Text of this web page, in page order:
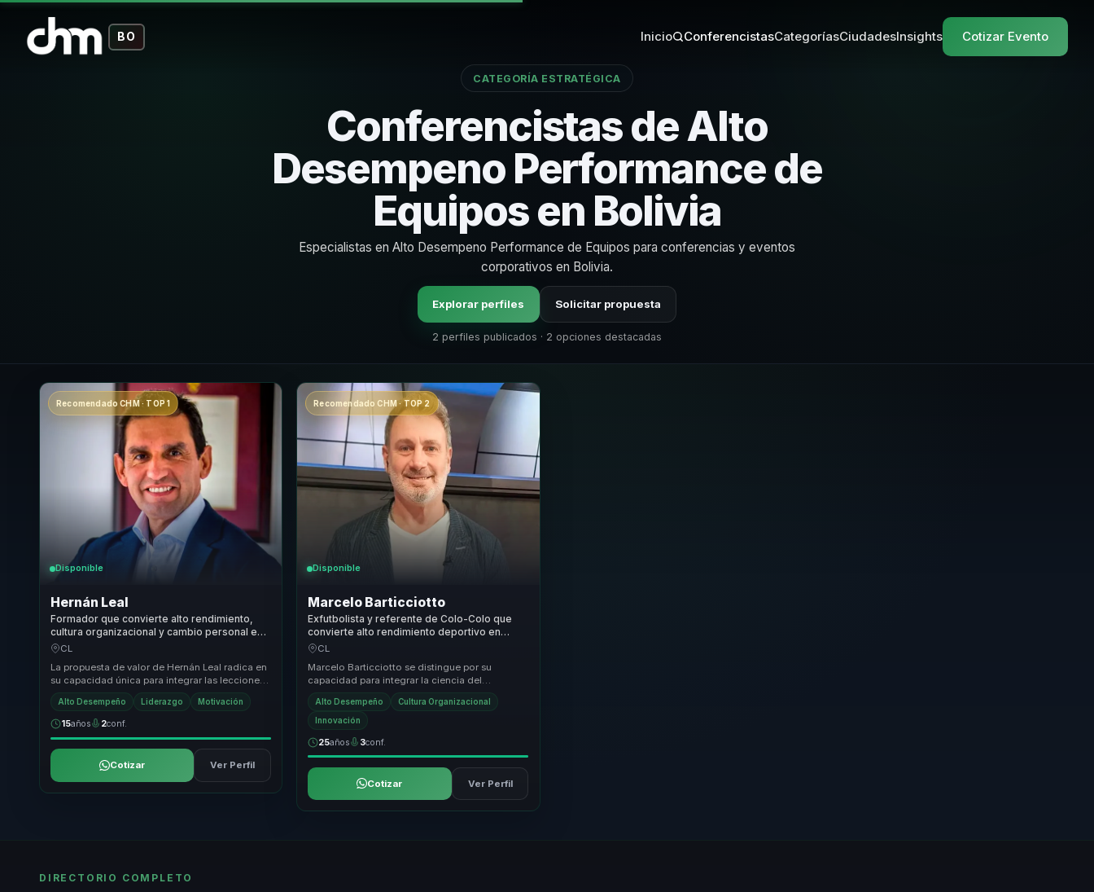
BO Inicio ConferencistasCategoríasCiudadesInsights Cotizar Evento
CATEGORÍA ESTRATÉGICA
Conferencistas de Alto
Desempeno Performance de
Equipos en Bolivia
Especialistas en Alto Desempeno Performance de Equipos para conferencias y eventos
corporativos en Bolivia.
Explorar perfiles Solicitar propuesta
2 perfiles publicados · 2 opciones destacadas
Recomendado CHM · TOP 1
Disponible
Hernán Leal
Formador que convierte alto rendimiento,
cultura organizacional y cambio personal en
foco sostenido para lideres y equipos.
CL
La propuesta de valor de Hernán Leal radica en
su capacidad única para integrar las lecciones
aprendidas del montañismo y el liderazgo em...
Alto Desempeño Liderazgo Motivación
15años 2conf.
Cotizar Ver Perfil
Recomendado CHM · TOP 2
Disponible
Marcelo Barticciotto
Exfutbolista y referente de Colo-Colo que
convierte alto rendimiento deportivo en
disciplina, resiliencia y rendimiento para
CL
Marcelo Barticciotto se distingue por su
capacidad para integrar la ciencia del
comportamiento con la práctica deportiva,
ofreciendo un e...
Alto Desempeño Cultura Organizacional
Innovación
25años 3conf.
Cotizar Ver Perfil
DIRECTORIO COMPLETO